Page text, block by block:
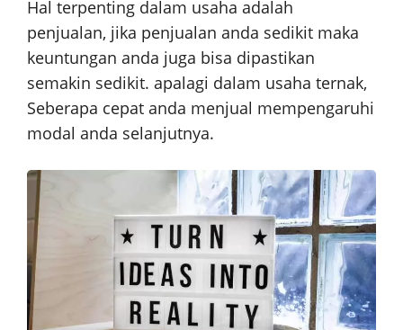
Hal terpenting dalam usaha adalah
penjualan, jika penjualan anda sedikit maka
keuntungan anda juga bisa dipastikan
semakin sedikit. apalagi dalam usaha ternak,
Seberapa cepat anda menjual mempengaruhi
modal anda selanjutnya.